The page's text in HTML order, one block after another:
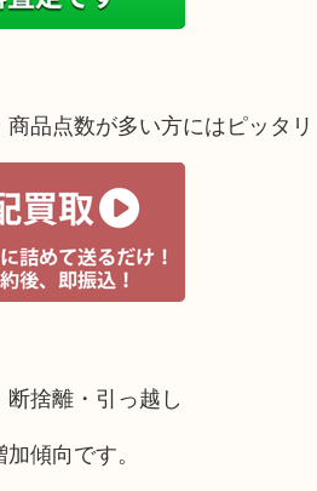
品点数が多い方にはピッタリ
捨離・引っ越し
傾向です。